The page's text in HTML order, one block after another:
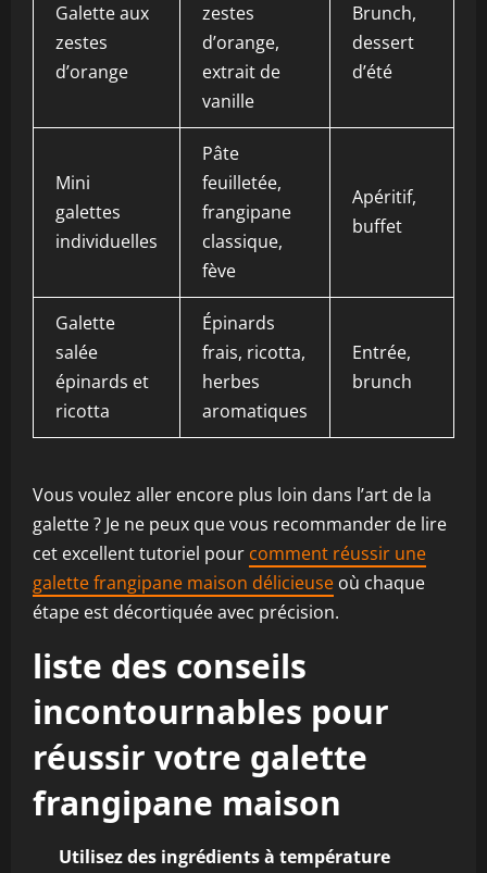
Galette aux
zestes
d’orange
zestes
d’orange,
extrait de
vanille
Brunch,
dessert
d’été
Mini
galettes
individuelles
Pâte
feuilletée,
frangipane
classique,
fève
Apéritif,
buffet
Galette
salée
épinards et
ricotta
Épinards
frais, ricotta,
herbes
aromatiques
Entrée,
brunch
Vous voulez aller encore plus loin dans l’art de la
galette ? Je ne peux que vous recommander de lire
cet excellent tutoriel pour comment réussir une
galette frangipane maison délicieuse où chaque
étape est décortiquée avec précision.
liste des conseils
incontournables pour
réussir votre galette
frangipane maison
Utilisez des ingrédients à température